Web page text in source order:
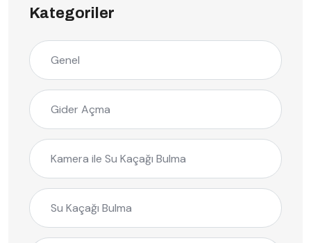
Kategoriler
Genel
Gider Açma
Kamera ile Su Kaçağı Bulma
Su Kaçağı Bulma